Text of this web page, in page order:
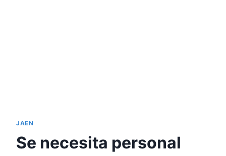
JAEN
Se necesita personal